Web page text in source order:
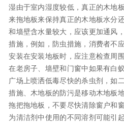
湿由于室内湿度较低，真正的木地
来拖地板来保持真正的木地板水分
和墙壁含水量较大，应该更加通风
措施，例如，防虫措施，消费者不
安装在安装地板时，应注意检查周
在老房子、墙壁和门窗中如果有白
广场上喷洒低毒尽快的杀虫剂，如
措施、木地板的防污是移动木地板
拖把拖地板，不要尽快清除窗户和
为清洁剂中使用的不同溶剂可能引